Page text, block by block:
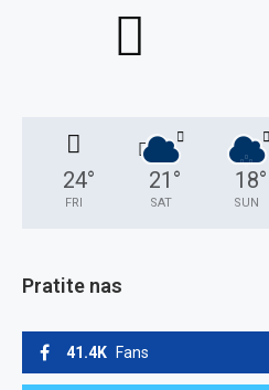
24°
FRI
21 °
SAT
18°
SUN
Pratite nas
41.4K Fans